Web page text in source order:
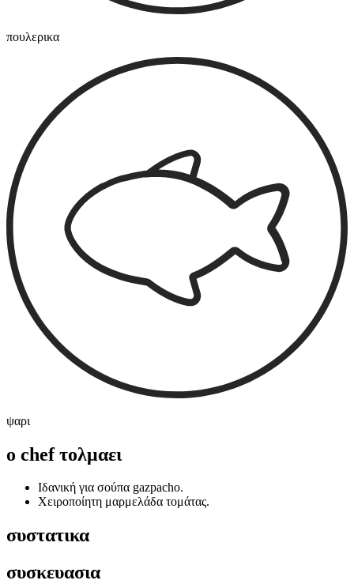
πουλερικα
ψαρι
ο chef τολμαει
Ιδανική για σούπα gazpacho.
Χειροποίητη μαρμελάδα τομάτας.
συστατικα
συσκευασια